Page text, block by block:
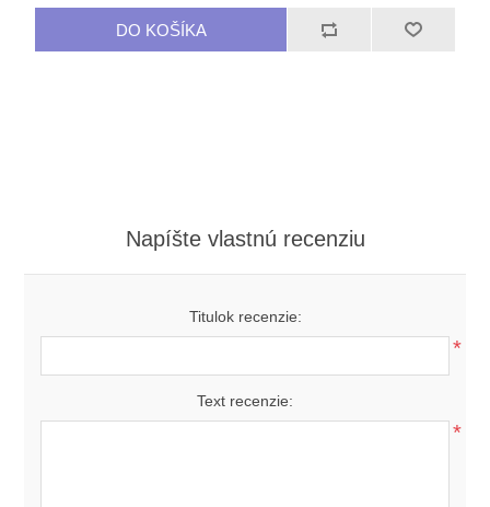
Napíšte vlastnú recenziu
Titulok recenzie:
*
Text recenzie:
*